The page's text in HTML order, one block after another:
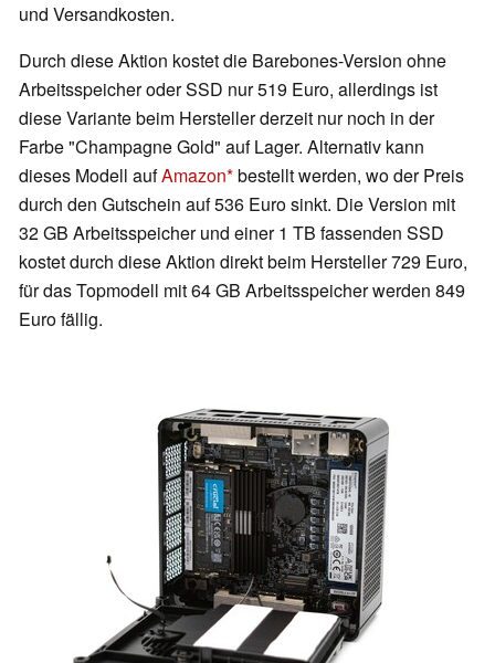
und Versandkosten.
Durch diese Aktion kostet die Barebones-Version ohne
Arbeitsspeicher oder SSD nur 519 Euro, allerdings ist
diese Variante beim Hersteller derzeit nur noch in der
Farbe "Champagne Gold" auf Lager. Alternativ kann
dieses Modell aufAmazon bestellt werden, wo der Preis
durch den Gutschein auf 536 Euro sinkt. Die Version mit
32 GB Arbeitsspeicher und einer 1 TB fassenden SSD
kostet durch diese Aktion direkt beim Hersteller 729 Euro,
für das Topmodell mit 64 GB Arbeitsspeicher werden 849
Euro fällig.